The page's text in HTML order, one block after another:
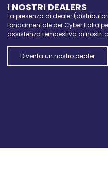
I NOSTRI DEALERS
La presenza di dealer
fondamentale per Cyber Italia
assistenza tempestiva ai nostri
Diventa un nostro dealer